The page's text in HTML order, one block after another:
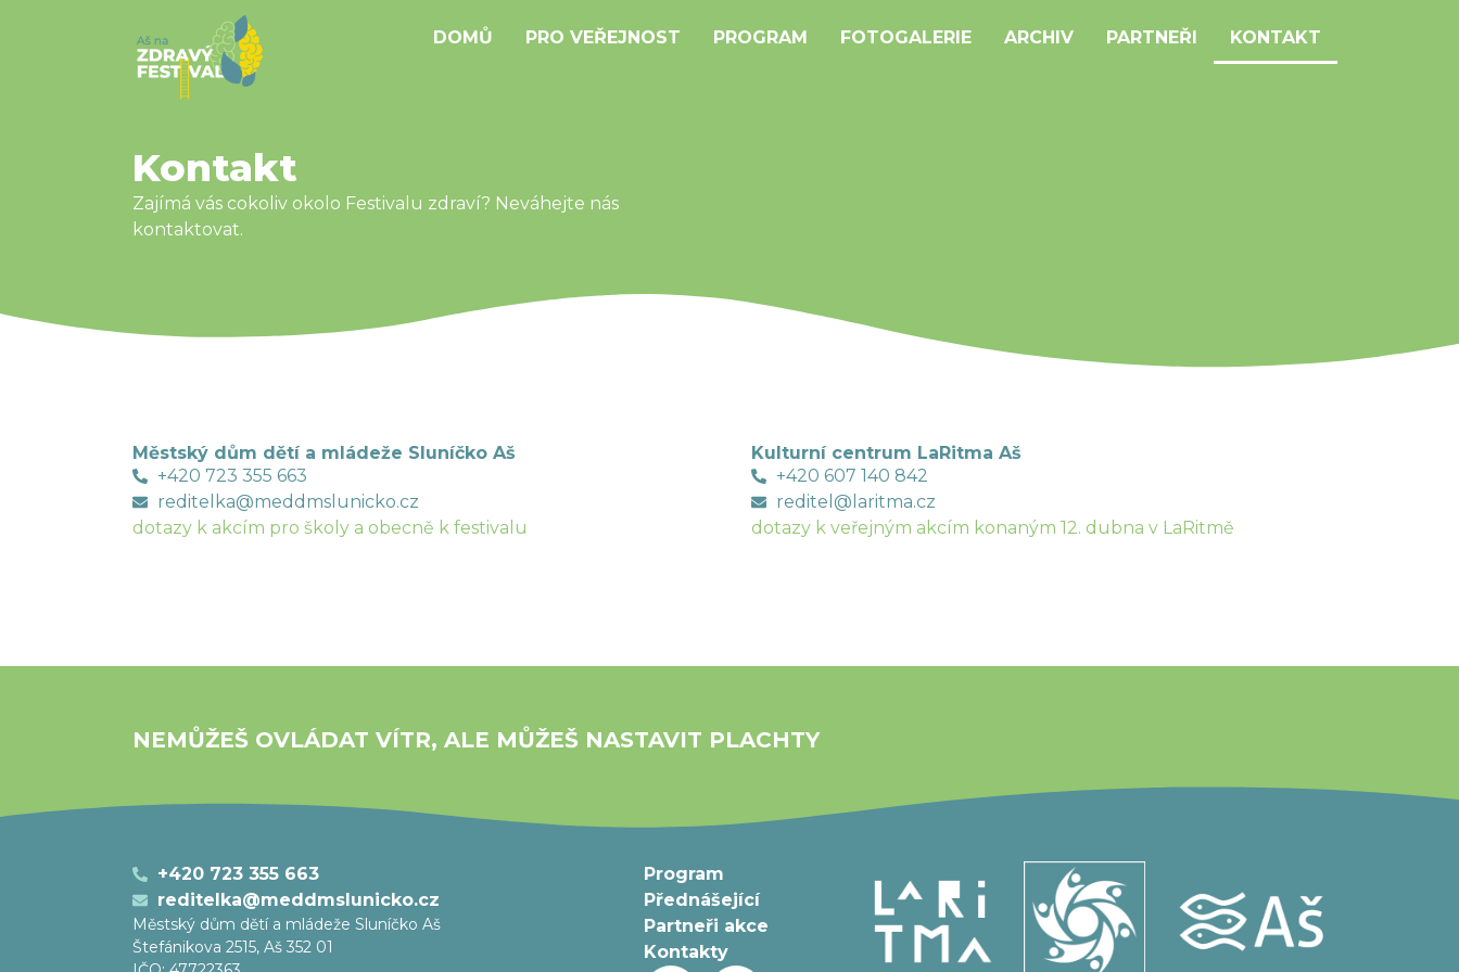
DOMŮ PRO VEŘEJNOST PROGRAM FOTOGALERIE ARCHIV PARTNEŘI KONTAKT
Kontakt
Zajímá vás cokoliv okolo Festivalu zdraví? Neváhejte nás
kontaktovat.
Městský dům dětí a mládeže Sluníčko Aš
+420 723 355 663
reditelka@meddmslunicko.cz
dotazy k akcím pro školy a obecně k festivalu
Kulturní centrum LaRitma Aš
+420 607 140 842
reditel@laritma.cz
dotazy k veřejným akcím konaným 12. dubna v LaRitmě
NEMŮŽEŠ OVLÁDAT VÍTR, ALE MŮŽEŠ NASTAVIT PLACHTY
+420 723 355 663
reditelka@meddmslunicko.cz
Městský dům dětí a mládeže Sluníčko Aš
Štefánikova 2515, Aš 352 01
Program
Přednášející
Partneři akce
Kontakty